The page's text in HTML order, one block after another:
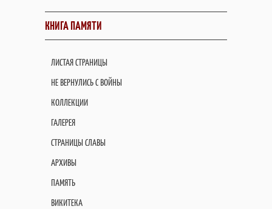
КНИГА ПАМЯТИ
ЛИСТАЯ СТРАНИЦЫ
НЕ ВЕРНУЛИСЬ С ВОЙНЫ
КОЛЛЕКЦИИ
ГАЛЕРЕЯ
СТРАНИЦЫ СЛАВЫ
АРХИВЫ
ПАМЯТЬ
ВИКИТЕКА